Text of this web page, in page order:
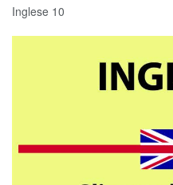
Inglese 10